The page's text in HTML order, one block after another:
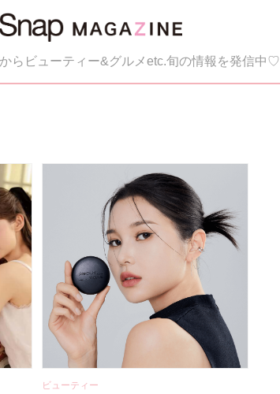
らビューティー&グルメetc.旬の情報を発信中♡
ビューティー